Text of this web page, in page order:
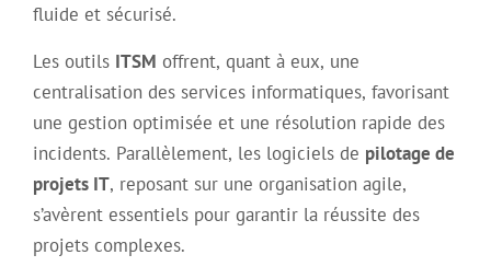
fluide et sécurisé.
Les outils ITSM offrent, quant à eux, une
centralisation des services informatiques, favorisant
une gestion optimisée et une résolution rapide des
incidents. Parallèlement, les logiciels de pilotage de
projets IT, reposant sur une organisation agile,
s’avèrent essentiels pour garantir la réussite des
projets complexes.